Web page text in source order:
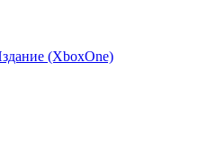
(XboxOne)